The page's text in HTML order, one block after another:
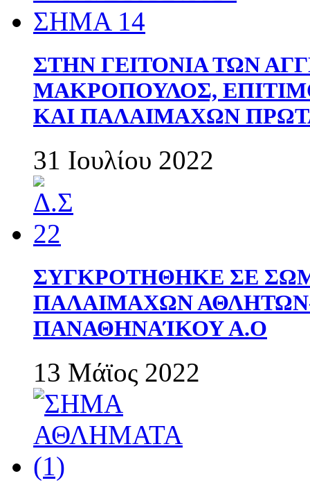
ΣΤΗΝ ΓΕΙΤΟΝΙΑ ΤΩΝ
ΜΑΚΡΟΠΟΥΛΟΣ,
ΚΑΙ ΠΑΛΑΙΜΑΧΩΝ
31 Ιουλίου 2022
ΣΥΓΚΡΟΤΗΘΗΚΕ ΣΕ
ΠΑΛΑΙΜΑΧΩΝ
ΠΑΝΑΘΗΝΑΊΚΟΥ Α.Ο
13 Μάϊος 2022